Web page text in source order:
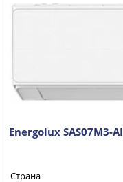
Energolux SAS07M3-AI
Страна